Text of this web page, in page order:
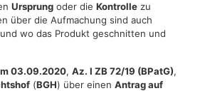
Ursprung oder die Kontrolle zu
über die Aufmachung sind auch
wo das Produkt geschnitten und
03.09.2020, Az. I ZB 72/19 (BPatG),
(BGH) über einen Antrag auf